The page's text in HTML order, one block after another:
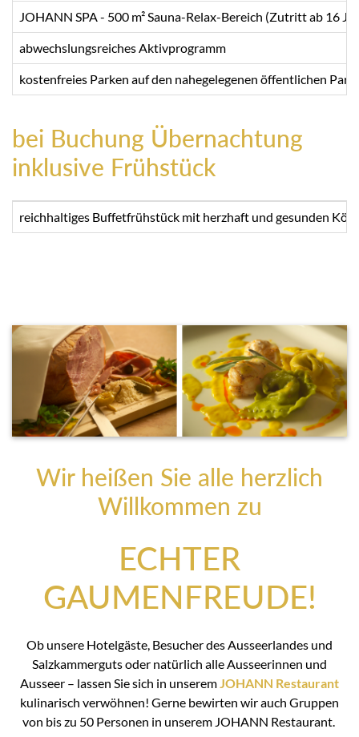
JOHANN SPA - 500 m² Sauna-Relax-Bereich (Zutritt ab 16
abwechslungsreiches Aktivprogramm
kostenfreies Parken auf den nahegelegenen öffentlichen
bei Buchung Übernachtung
inklusive Frühstück
reichhaltiges Buffetfrühstück mit herzhaft und gesunden
Wir heißen Sie alle herzlich
Willkommen zu
ECHTER
GAUMENFREUDE!
Ob unsere Hotelgäste, Besucher des Ausseerlandes und
Salzkammerguts oder natürlich alle Ausseerinnen und
Ausseer – lassen Sie sich in unseremJOHANN Restaurant
kulinarisch verwöhnen! Gerne bewirten wir auch Gruppen
von bis zu 50 Personen in unserem JOHANN Restaurant.